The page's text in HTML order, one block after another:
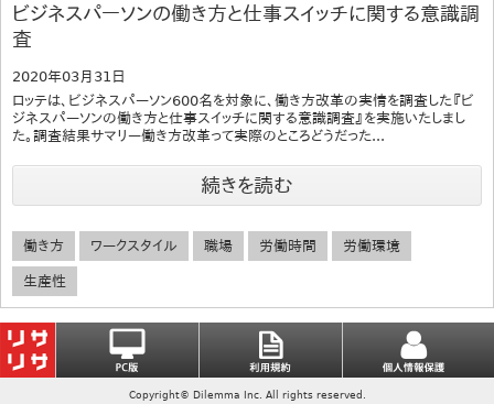
ビジネスパーソンの働き方と仕事スイッチに関する意識調
査
2020年03月31日
ロッテは、ビジネスパーソン600名を対象に、働き方改革の実情を調査した『ビ
ジネスパーソンの働き方と仕事スイッチに関する意識調査』を実施いたしまし
た。調査結果サマリー働き方改革って実際のところどうだった...
続きを読む
働き方 ワークスタイル 職場 労働時間 労働環境
生産性
Copyright© Dilemma Inc. All rights reserved.